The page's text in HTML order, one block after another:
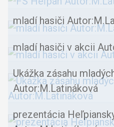
mladí hasiči
mladí hasiči v akcii
Ukážka zásahu
Autor:M.Latináková
prezentácia